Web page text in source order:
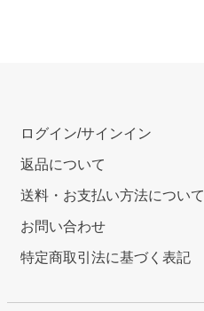
ログイン/サインイン
返品について
送料・お支払い方法について
お問い合わせ
特定商取引法に基づく表記